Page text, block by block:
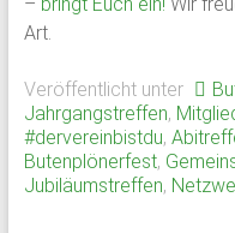
Art.
Veröffentlicht unter
Jahrgangstreffen,
#dervereinbistdu,
Butenplönerfest,
Jubiläumstreffen,